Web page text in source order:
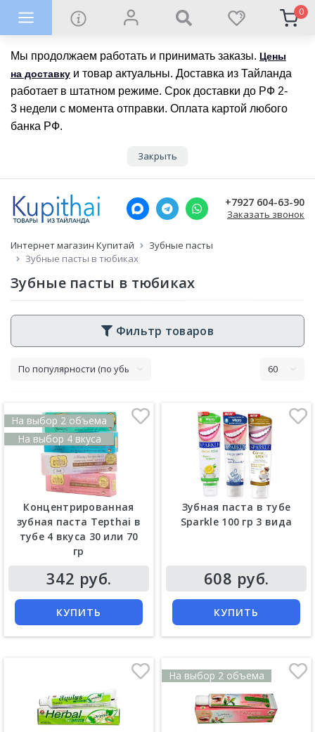
Мы продолжаем работать и принимать заказы. Цены
на доставку и товар актуальны. Доставка из Тайланда
работает в штатном режиме. Срок доставки до РФ 2-
3 недели с момента отправки. Оплата картой любого
банка РФ.
Закрыть
0
+7927 604-63-90
Заказать звонок
Интернет магазин Купитай
Зубные пасты
Зубные пасты в тюбиках
Зубные пасты в тюбиках
Фильтр товаров
На выбор 2 объема
На выбор 4 вкуса
Концентрированная
зубная паста Tepthai в
тубе 4 вкуса 30 или 70
гр
342 руб.
КУПИТЬ
Зубная паста в тубе
Sparkle 100 гр 3 вида
608 руб.
КУПИТЬ
На выбор 2 объема